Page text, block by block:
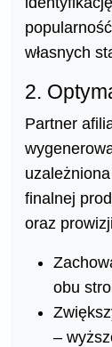
własnych
2.
Partner
finalnej
oraz
obu
–